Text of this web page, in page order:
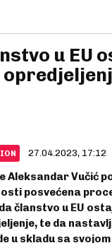
u EU
27.04.2023, 17:12
Aleksandar Vučić
posvećena
članstvo u EU
te da
u skladu sa